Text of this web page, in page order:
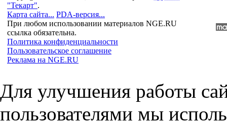
"Текарт".
Карта сайта... PDA-версия...
При любом использовании материалов NGE.RU
ссылка обязательна.
Политика конфиденциальности
Пользовательское соглашение
Реклама на NGE.RU
Для улучшения работы
пользователями мы